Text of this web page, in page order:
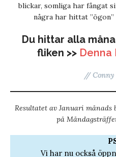
blickar, somliga har fångat
några har hittat
Du hittar alla
fliken >> Denna
// Conny
Resultatet av Januari månads
på
Vi har nu också